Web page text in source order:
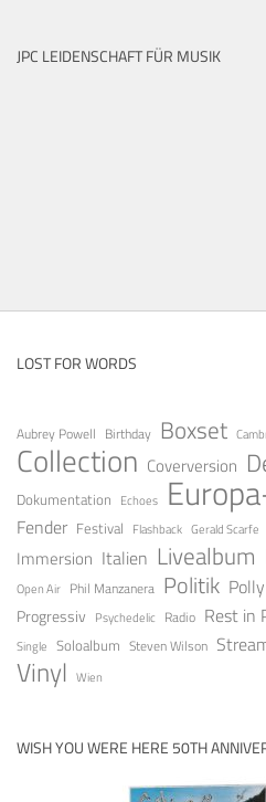
JPC LEIDENSCHAFT FÜR MUSIK
LOST FOR WORDS
Aubrey Powell Birthday Boxset
Collection Coverversion
Dokumentation Echoes
Fender Festival Flashback Gerald Scarfe
Immersion Italien Livealbum
Open Air Phil Manzanera Politik
Progressiv Psychedelic Radio Rest in
Single Soloalbum Steven Wilson
Vinyl Wien
WISH YOU WERE HERE 50TH